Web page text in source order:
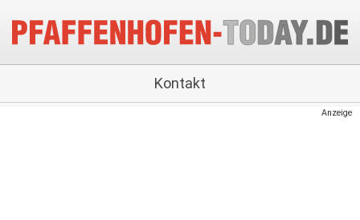
Kontakt
Anzeige